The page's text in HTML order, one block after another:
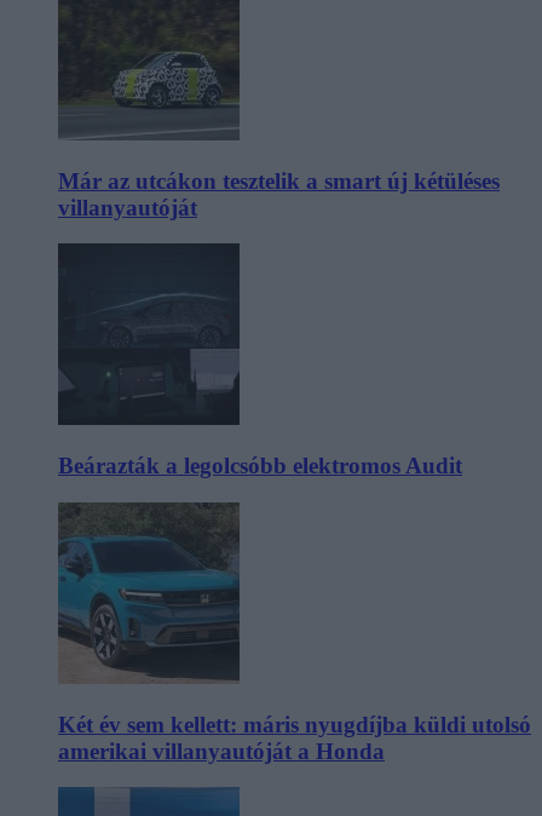
Már az utcákon tesztelik a smart új kétüléses
villanyautóját
Beárazták a legolcsóbb elektromos Audit
Két év sem kellett: máris nyugdíjba küldi utolsó
amerikai villanyautóját a Honda